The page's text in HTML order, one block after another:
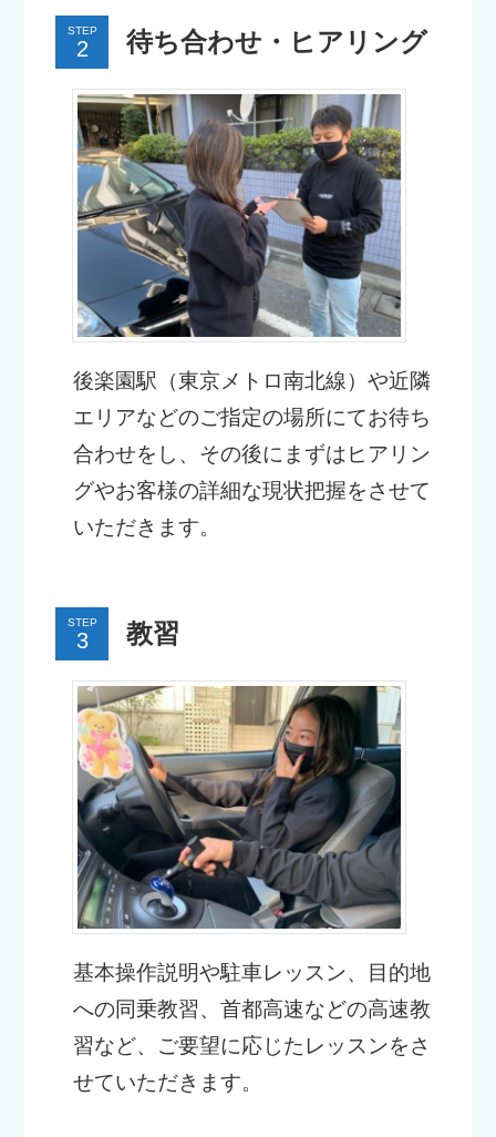
STEP 待ち合わせ・ヒアリング
後楽園駅（東京メトロ南北線）や近隣
エリアなどのご指定の場所にてお待ち
合わせをし、その後にまずはヒアリン
グやお客様の詳細な現状把握をさせて
いただきます。
STEP 教習
基本操作説明や駐車レッスン、目的地
への同乗教習、首都高速などの高速教
習など、ご要望に応じたレッスンをさ
せていただきます。